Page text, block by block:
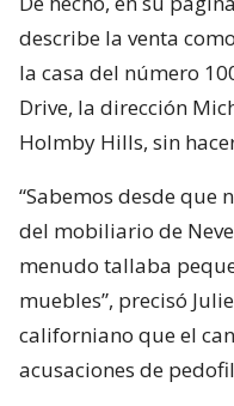
describe la venta
la casa del número
Drive, la dirección
Holmby Hills, sin
“Sabemos desde que
del mobiliario de
menudo tallaba
muebles”, precisó
californiano que el
acusaciones de